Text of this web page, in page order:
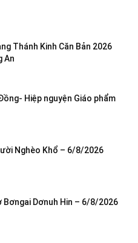
Thánh Kinh Căn Bản 2026
An
Hiệp nguyện Giáo phẩm
Nghèo Khổ – 6/8/2026
Bơngai Dơnuh Hin – 6/8/2026